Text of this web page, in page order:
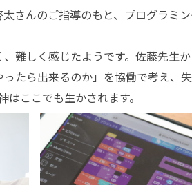
さんのご指導のもと、プログラミ
難しく感じたようです。佐藤先生
たら出来るのか」を協働で考え、
ここでも生かされます。